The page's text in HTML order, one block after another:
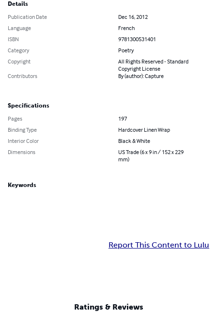
Details
Publication Date
Dec 16, 2012
Language
French
ISBN
9781300531401
Category
Poetry
Copyright
All Rights Reserved - Standard
Copyright License
Contributors
By (author): Capture
Specifications
Pages
197
Binding Type
Hardcover Linen Wrap
Interior Color
Black & White
Dimensions
US Trade (6 x 9 in / 152 x 229
mm)
Keywords
Report This Content to Lulu
Ratings & Reviews